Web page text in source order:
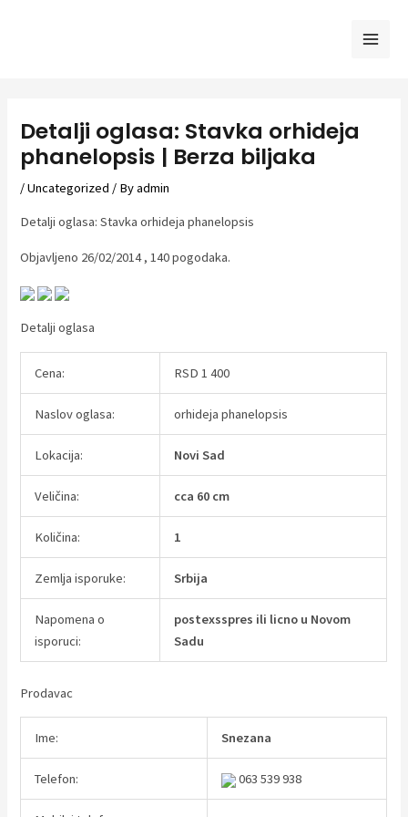
Detalji oglasa: Stavka orhideja
phanelopsis | Berza biljaka
/Uncategorized / Byadmin
Detalji oglasa: Stavka orhideja phanelopsis
Objavljeno 26/02/2014 , 140 pogodaka.
Detalji oglasa
Cena: RSD 1 400
Naslov oglasa: orhideja phanelopsis
Lokacija: Novi Sad
Veličina: cca 60 cm
Količina: 1
Zemlja isporuke: Srbija
Napomena o
isporuci:
postexsspres ili licno u Novom
Sadu
Prodavac
Ime: Snezana
Telefon: 063 539 938